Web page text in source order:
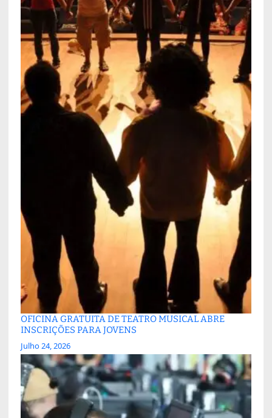
OFICINA GRATUITA DE TEATRO MUSICAL ABRE
INSCRIÇÕES PARA JOVENS
Julho 24, 2026